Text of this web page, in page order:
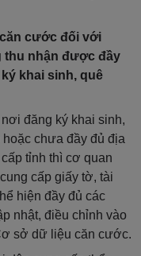
cước đối với
nhận được đầy
khai sinh, quê
đăng ký khai sinh,
chưa đầy đủ địa
tỉnh thì cơ quan
cấp giấy tờ, tài
hiện đầy đủ các
nhật, điều chỉnh vào
sở dữ liệu căn cước.